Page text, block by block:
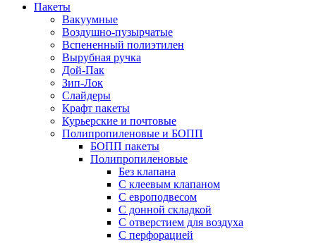
Пакеты
Вакуумные
Воздушно-пузырчатые
Вспененный полиэтилен
Вырубная ручка
Дой-Пак
Зип-Лок
Слайдеры
Крафт пакеты
Курьерские и почтовые
Полипропиленовые и БОПП
БОПП пакеты
Полипропиленовые
Без клапана
C клеевым клапаном
С европодвесом
С донной складкой
С отверстием для воздуха
С перфорацией